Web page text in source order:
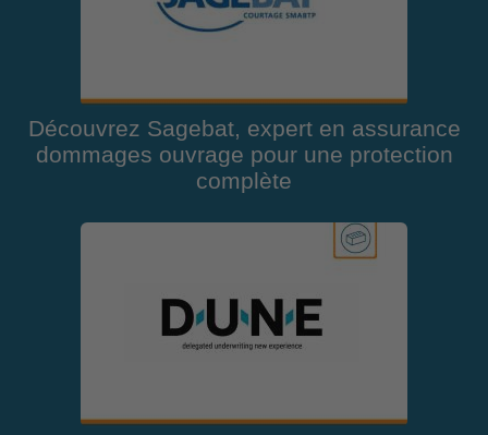
Découvrez Sagebat, expert en assurance
dommages ouvrage pour une protection
complète